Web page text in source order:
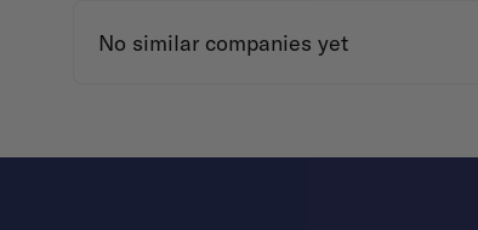
No similar companies yet